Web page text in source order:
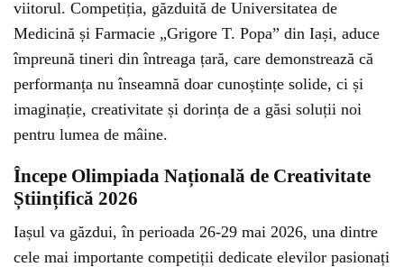
viitorul. Competiția, găzduită de Universitatea de
Medicină și Farmacie „Grigore T. Popa” din Iași, aduce
împreună tineri din întreaga țară, care demonstrează că
performanța nu înseamnă doar cunoștințe solide, ci și
imaginație, creativitate și dorința de a găsi soluții noi
pentru lumea de mâine.
Începe Olimpiada Națională de Creativitate
Științifică 2026
Iașul va găzdui, în perioada 26-29 mai 2026, una dintre
cele mai importante competiții dedicate elevilor pasionați